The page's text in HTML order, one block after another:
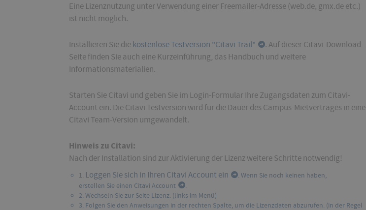
Eine Lizenznutzung unter Verwendung einer Freemailer-Adresse (web.de, gmx.de etc.)
ist nicht möglich.
Installieren Sie die kostenlose Testversion "Citavi Trail"
. Auf dieser Citavi-Download-
Seite finden Sie auch eine Kurzeinführung, das Handbuch und weitere
Informationsmaterialien.
Starten Sie Citavi und geben Sie im Login-Formular Ihre Zugangsdaten zum Citavi-
Account ein. Die Citavi Testversion wird für die Dauer des Campus-Mietvertrages in eine
Citavi Team-Version umgewandelt.
Hinweis zu Citavi:
Nach der Installation sind zur Aktivierung der Lizenz weitere Schritte notwendig!
1. Loggen Sie sich in Ihren Citavi Account ein
. Wenn Sie noch keinen haben,
erstellen Sie einen Citavi Account
.
2. Wechseln Sie zur Seite Lizenz. (links im Menü)
3. Folgen Sie den Anweisungen in der rechten Spalte, um die Lizenzdaten abzurufen. (in der Regel